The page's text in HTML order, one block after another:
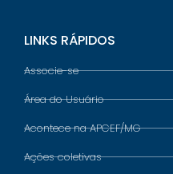
LINKS RÁPIDOS
Associe-se
Área do Usuário
Acontece na APCEF/MG
Ações coletivas